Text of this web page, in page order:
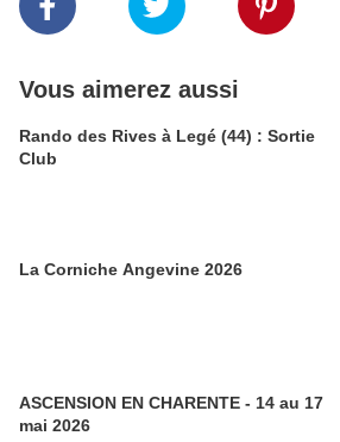
Vous aimerez aussi
Rando des Rives à Legé (44) : Sortie
Club
La Corniche Angevine 2026
ASCENSION EN CHARENTE - 14 au 17
mai 2026